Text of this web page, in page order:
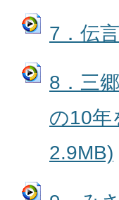
7．伝
8．三
の10
2.9MB)